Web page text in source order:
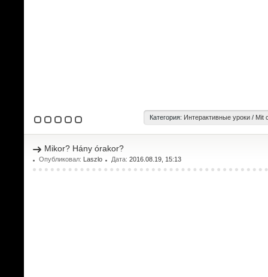
Категория: Интерактивные уроки / Mit
Mikor? Hány órakor?
Опубликовал: Laszlo Дата: 2016.08.19, 15:13